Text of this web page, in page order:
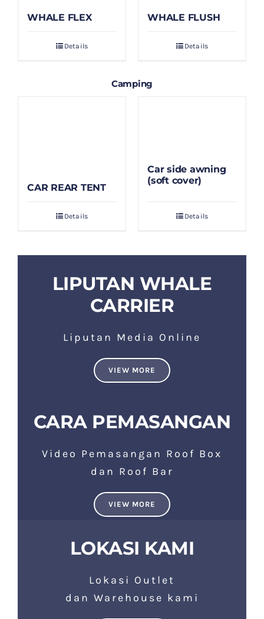
WHALE FLEX
Details
WHALE FLUSH
Details
Camping
CAR REAR TENT
Details
Car side awning
(soft cover)
Details
LIPUTAN WHALE
CARRIER
Liputan Media Online
VIEW MORE
CARA PEMASANGAN
Video Pemasangan Roof Box
dan Roof Bar
VIEW MORE
LOKASI KAMI
Lokasi Outlet
dan Warehouse kami